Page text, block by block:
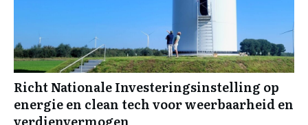
Richt Nationale Investeringsinstelling op
energie en clean tech voor weerbaarheid en